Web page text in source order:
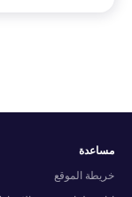
مساعدة
خريطة الموقع